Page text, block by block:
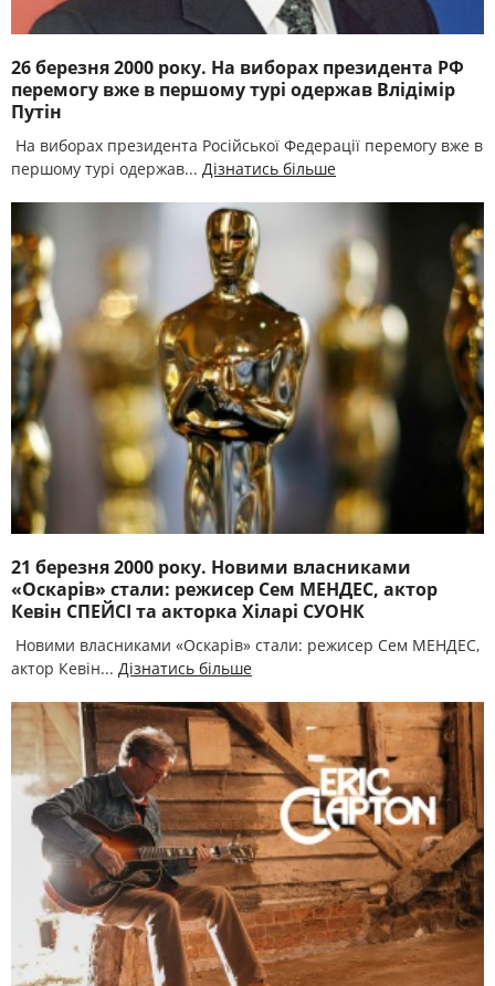
26 березня 2000 року. На виборах президента РФ
перемогу вже в першому турі одержав Влідімір
Путін
На виборах президента Російської Федерації перемогу вже в
першому турі одержав... Дізнатись більше
21 березня 2000 року. Новими власниками
«Оскарів» стали: режисер Сем МЕНДЕС, актор
Кевін СПЕЙСІ та акторка Хіларі СУОНК
Новими власниками «Оскарів» стали: режисер Сем МЕНДЕС,
актор Кевін... Дізнатись більше